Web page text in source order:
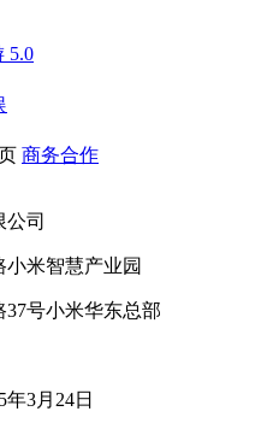
5.0
商务合作
司
米智慧产业园
号小米华东总部
3月24日